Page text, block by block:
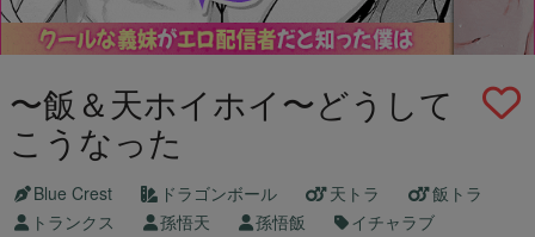
〜飯＆天ホイホイ〜どうして
こうなった
Blue Crest ドラゴンボール 天トラ
飯トラ
トランクス
孫悟天 孫悟飯
イチャラブ